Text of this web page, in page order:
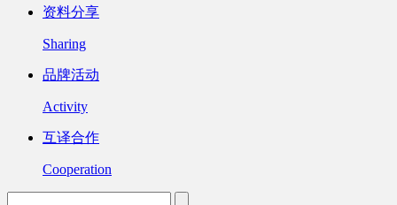
资料分享
Sharing
品牌活动
Activity
互译合作
Cooperation